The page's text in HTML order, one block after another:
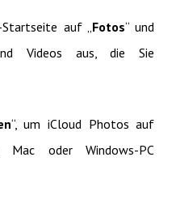
auf „Fotos“ und
Videos aus, die Sie
“, um iCloud Photos auf
Mac oder Windows-PC